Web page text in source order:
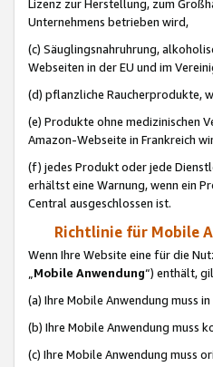
Lizenz zur Herstellung, zum
Unternehmens betrieben wird,
(c) Säuglingsnahruhrung,
Webseiten in der EU und im
(d) pflanzliche Raucherprodukte,
(e) Produkte ohne medizinischen
Amazon-Webseite in Frankreich
(f) jedes Produkt oder jede
erhältst eine Warnung, wenn ein
Central ausgeschlossen ist.
Richtlinie für Mobile
Wenn Ihre Website eine für die
„Mobile Anwendung“) enthält,
(a) Ihre Mobile Anwendung muss
(b) Ihre Mobile Anwendung muss
(c) Ihre Mobile Anwendung muss